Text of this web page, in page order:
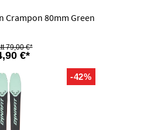
Crampon 80mm Green
€*
79,00 €*
-42%